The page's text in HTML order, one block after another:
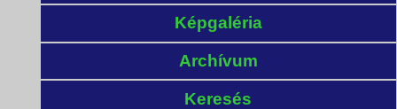
Képgaléria
Archívum
Keresés